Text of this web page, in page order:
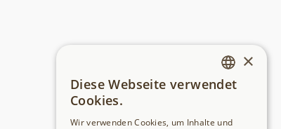
GERMAN
×
Diese Webseite verwendet
Cookies.
Wir verwenden Cookies, um Inhalte und